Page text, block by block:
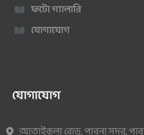
ফটো গ্যালারি
যোগাযোগ
যোগাযোগ
আতাইকুলা রোড, পাবনা সদর,